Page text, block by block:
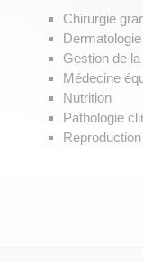
Chirurgie
Dermatologie
Gestion de
Médecine
Nutrition
Pathologie